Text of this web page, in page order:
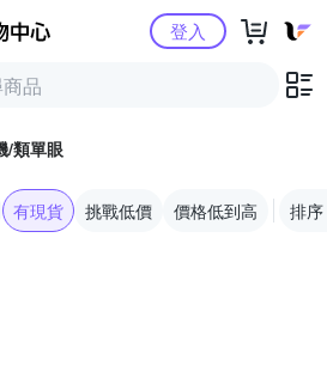
Yahoo購物中心登入
/類單眼
有現貨 挑戰低價 價格低到高 排序